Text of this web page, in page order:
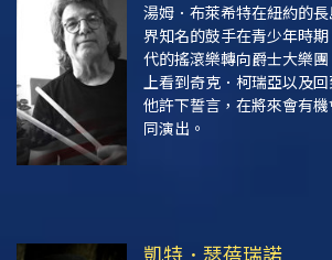
湯姆．布萊希特在紐約的
界知名的鼓手在青少年時
代的搖滾樂轉向爵士大樂
上看到奇克．柯瑞亞以及回
他許下誓言，在將來會有
同演出。
凱特．瑟蓓瑞諾